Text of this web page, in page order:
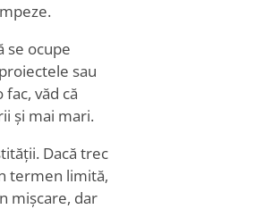
se ocupe
sau
văd că
și mai mari.
Dacă trec
termen limită,
mișcare, dar